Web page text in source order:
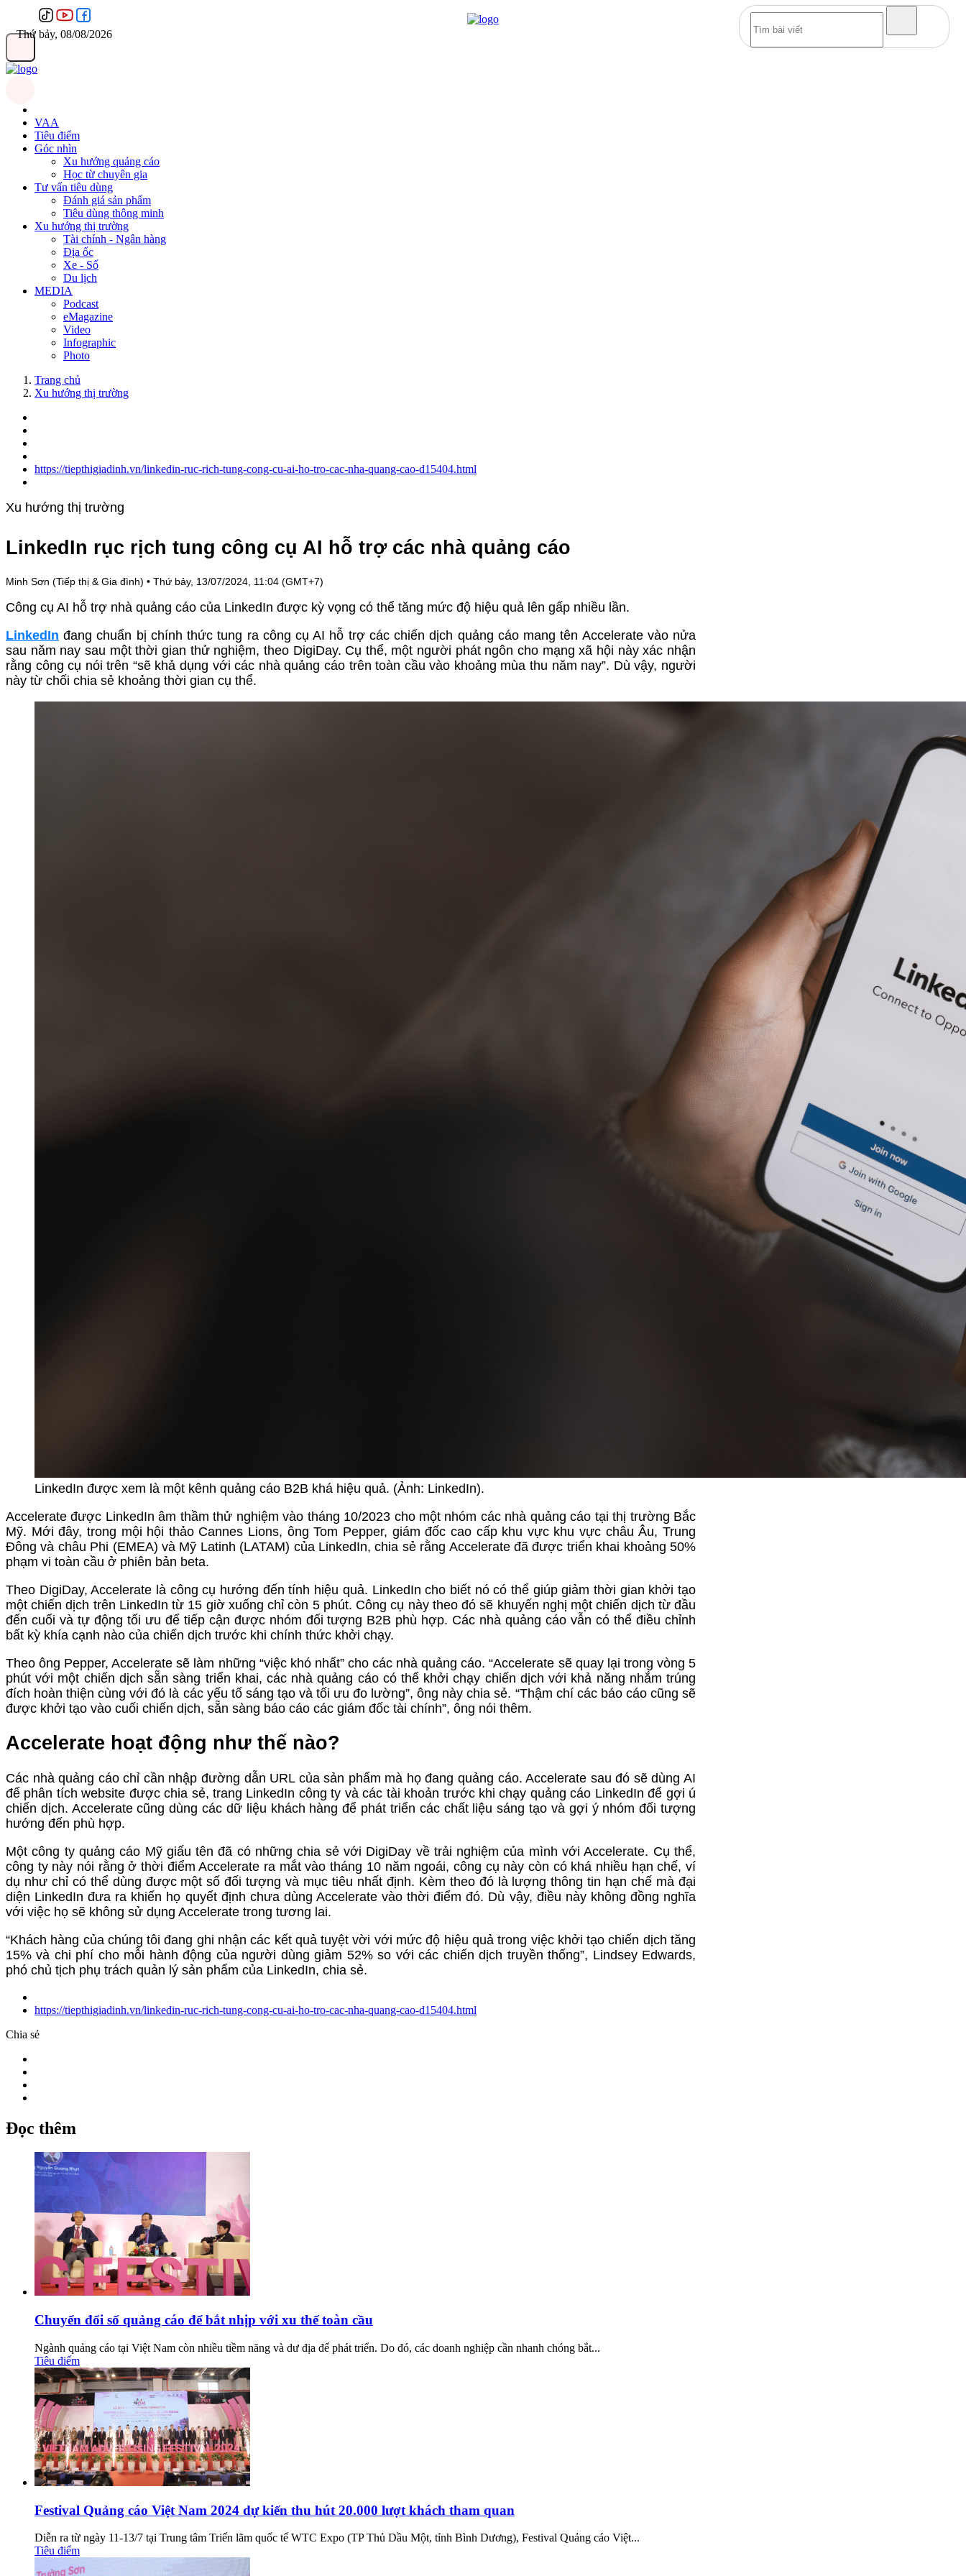
Thứ bảy, 08/08/2026
VAA
Tiêu điểm
Góc nhìn
Xu hướng quảng cáo
Học từ chuyên gia
Tư vấn tiêu dùng
Đánh giá sản phẩm
Tiêu dùng thông minh
Xu hướng thị trường
Tài chính - Ngân hàng
Địa ốc
Xe - Số
Du lịch
MEDIA
Podcast
eMagazine
Video
Infographic
Photo
Trang chủ
Xu hướng thị trường
https://tiepthigiadinh.vn/linkedin-ruc-rich-tung-cong-cu-ai-ho-tro-cac-nha-quang-cao-d15404.html
Xu hướng thị trường
LinkedIn rục rịch tung công cụ AI hỗ trợ các nhà quảng cáo
Minh Sơn (Tiếp thị & Gia đình) • Thứ bảy, 13/07/2024, 11:04 (GMT+7)
Công cụ AI hỗ trợ nhà quảng cáo của LinkedIn được kỳ vọng có thể tăng mức độ hiệu quả lên gấp nhiều lần.
LinkedIn đang chuẩn bị chính thức tung ra công cụ AI hỗ trợ các chiến dịch quảng cáo mang tên Accelerate vào nửa
sau năm nay sau một thời gian thử nghiệm, theo DigiDay. Cụ thể, một người phát ngôn cho mạng xã hội này xác nhận
rằng công cụ nói trên “sẽ khả dụng với các nhà quảng cáo trên toàn cầu vào khoảng mùa thu năm nay”. Dù vậy, người
này từ chối chia sẻ khoảng thời gian cụ thể.
LinkedIn được xem là một kênh quảng cáo B2B khá hiệu quả. (Ảnh: LinkedIn).
Accelerate được LinkedIn âm thầm thử nghiệm vào tháng 10/2023 cho một nhóm các nhà quảng cáo tại thị trường Bắc
Mỹ. Mới đây, trong mội hội thảo Cannes Lions, ông Tom Pepper, giám đốc cao cấp khu vực khu vực châu Âu, Trung
Đông và châu Phi (EMEA) và Mỹ Latinh (LATAM) của LinkedIn, chia sẻ rằng Accelerate đã được triển khai khoảng 50%
phạm vi toàn cầu ở phiên bản beta.
Theo DigiDay, Accelerate là công cụ hướng đến tính hiệu quả. LinkedIn cho biết nó có thể giúp giảm thời gian khởi tạo
một chiến dịch trên LinkedIn từ 15 giờ xuống chỉ còn 5 phút. Công cụ này theo đó sẽ khuyến nghị một chiến dịch từ đầu
đến cuối và tự động tối ưu để tiếp cận được nhóm đối tượng B2B phù hợp. Các nhà quảng cáo vẫn có thể điều chỉnh
bất kỳ khía cạnh nào của chiến dịch trước khi chính thức khởi chạy.
Theo ông Pepper, Accelerate sẽ làm những “việc khó nhất” cho các nhà quảng cáo. “Accelerate sẽ quay lại trong vòng 5
phút với một chiến dịch sẵn sàng triển khai, các nhà quảng cáo có thể khởi chạy chiến dịch với khả năng nhắm trúng
đích hoàn thiện cùng với đó là các yếu tố sáng tạo và tối ưu đo lường”, ông này chia sẻ. “Thậm chí các báo cáo cũng sẽ
được khởi tạo vào cuối chiến dịch, sẵn sàng báo cáo các giám đốc tài chính”, ông nói thêm.
Accelerate hoạt động như thế nào?
Các nhà quảng cáo chỉ cần nhập đường dẫn URL của sản phẩm mà họ đang quảng cáo. Accelerate sau đó sẽ dùng AI
để phân tích website được chia sẻ, trang LinkedIn công ty và các tài khoản trước khi chạy quảng cáo LinkedIn để gợi ú
chiến dịch. Accelerate cũng dùng các dữ liệu khách hàng để phát triển các chất liệu sáng tạo và gợi ý nhóm đối tượng
hướng đến phù hợp.
Một công ty quảng cáo Mỹ giấu tên đã có những chia sẻ với DigiDay về trải nghiệm của mình với Accelerate. Cụ thể,
công ty này nói rằng ở thời điểm Accelerate ra mắt vào tháng 10 năm ngoái, công cụ này còn có khá nhiều hạn chế, ví
dụ như chỉ có thể dùng được một số đối tượng và mục tiêu nhất định. Kèm theo đó là lượng thông tin hạn chế mà đại
diện LinkedIn đưa ra khiến họ quyết định chưa dùng Accelerate vào thời điểm đó. Dù vậy, điều này không đồng nghĩa
với việc họ sẽ không sử dụng Accelerate trong tương lai.
“Khách hàng của chúng tôi đang ghi nhận các kết quả tuyệt vời với mức độ hiệu quả trong việc khởi tạo chiến dịch tăng
15% và chi phí cho mỗi hành động của người dùng giảm 52% so với các chiến dịch truyền thống”, Lindsey Edwards,
phó chủ tịch phụ trách quản lý sản phẩm của LinkedIn, chia sẻ.
https://tiepthigiadinh.vn/linkedin-ruc-rich-tung-cong-cu-ai-ho-tro-cac-nha-quang-cao-d15404.html
Chia sẻ
Đọc thêm
Chuyển đổi số quảng cáo để bắt nhịp với xu thế toàn cầu
Ngành quảng cáo tại Việt Nam còn nhiều tiềm năng và dư địa để phát triển. Do đó, các doanh nghiệp cần nhanh chóng bắt...
Tiêu điểm
Festival Quảng cáo Việt Nam 2024 dự kiến thu hút 20.000 lượt khách tham quan
Diễn ra từ ngày 11-13/7 tại Trung tâm Triển lãm quốc tế WTC Expo (TP Thủ Dầu Một, tỉnh Bình Dương), Festival Quảng cáo Việt...
Tiêu điểm